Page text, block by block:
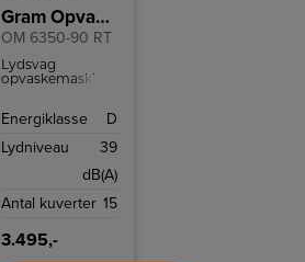
Gram Opvaskemaskine
OM 6350-90 RT
Lydsvag
opvaskemaskine
indretning og
kuverter.
Energiklasse
D
Lydniveau
39
dB(A)
Antal kuverter 15
3.495,-